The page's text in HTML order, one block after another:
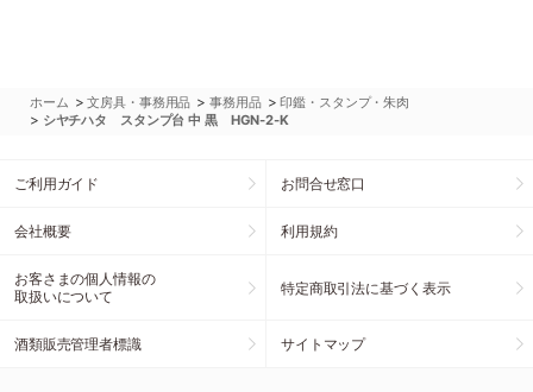
ホーム >文房具・事務用品 >事務用品 >印鑑・スタンプ・朱肉
> シヤチハタ スタンプ台 中 黒 HGN-2-K
ご利用ガイド お問合せ窓口
会社概要 利用規約
お客さまの個人情報の
取扱いについて
特定商取引法に基づく表示
酒類販売管理者標識 サイトマップ